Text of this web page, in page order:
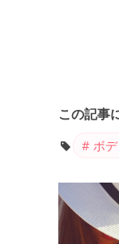
この記事
ボ